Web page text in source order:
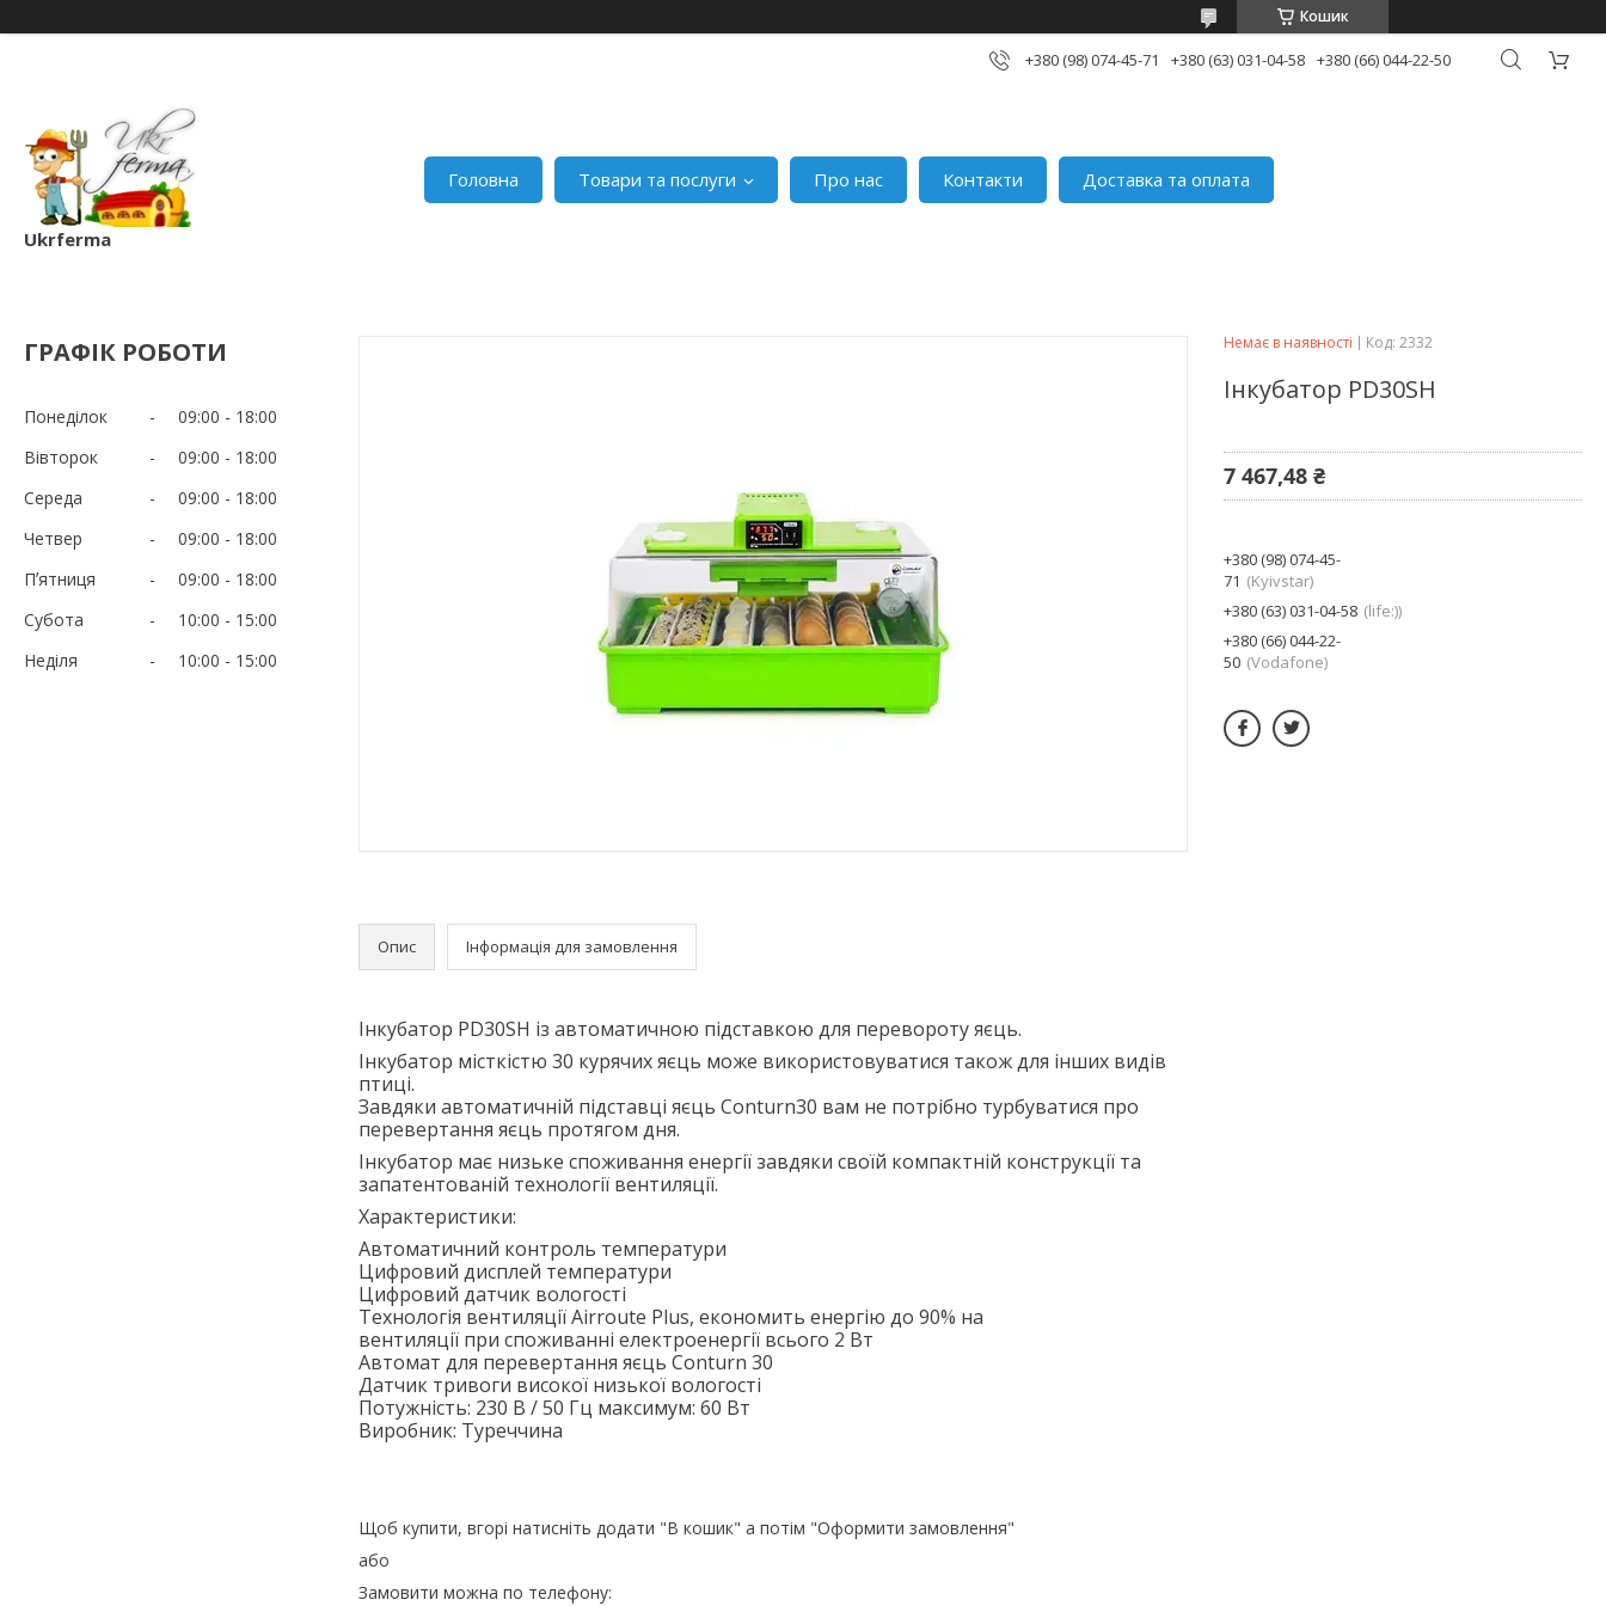
Кошик
+380 (98) 074-45-71 +380 (63) 031-04-58 +380 (66) 044-22-50
Ukrferma
Головна Товари та послуги Про нас Контакти Доставка та оплата
ГРАФІК РОБОТИ
Понеділок 09:00
18:00
Вівторок
09:00
18:00
Середа
09:00
18:00
Четвер
09:00
18:00
Пʼятниця
09:00
18:00
Субота
10:00
15:00
Неділя
10:00 15:00
Опис Інформація для замовлення
Інкубатор PD30SH із автоматичною підставкою для перевороту яєць.
Інкубатор місткістю 30 курячих яєць може використовуватися також для інших видів
птиці.
Завдяки автоматичній підставці яєць Conturn30 вам не потрібно турбуватися про
перевертання яєць протягом дня.
Інкубатор має низьке споживання енергії завдяки своїй компактній конструкції та
запатентованій технології вентиляції.
Характеристики:
Автоматичний контроль температури
Цифровий дисплей температури
Цифровий датчик вологості
Технологія вентиляції Airroute Plus, економить енергію до 90% на
вентиляції при споживанні електроенергії всього 2 Вт
Автомат для перевертання яєць Conturn 30
Датчик тривоги високої низької вологості
Потужність: 230 В / 50 Гц максимум: 60 Вт
Виробник: Туреччина
Щоб купити, вгорі натисніть додати "В кошик" а потім "Оформити замовлення"
або
Замовити можна по телефону:
Немає в наявності Код: 2332
Інкубатор PD30SH
7 467,48 ₴
+380 (98) 074-45-
71
Kyivstar
+380 (63) 031-04-58 life:)
+380 (66) 044-22-
50 Vodafone